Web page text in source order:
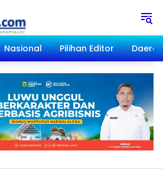
Nasional Pilihan Editor Daerah